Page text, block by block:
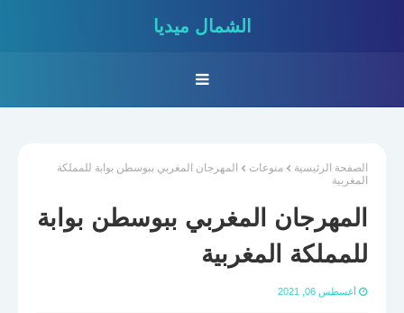
الشمال ميديا
الصفحة الرئيسية منوعات
المهرجان المغربي ببوسطن بوابة للمملكة
المغربية
المهرجان المغربي ببوسطن بوابة
للمملكة المغربية
أغسطس 06, 2021